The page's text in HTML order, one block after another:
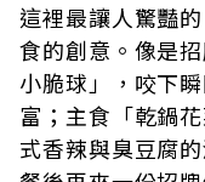
這裡最讓人驚豔
食的創意。像是
小脆球」，咬下
富；主食「乾鍋
式香辣與臭豆腐